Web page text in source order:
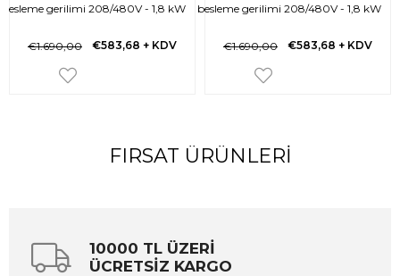
besleme gerilimi 208/480V - 1,8 kW
€583,68 + KDV
€1.690,00
besleme gerilimi 208/480V - 1,8 kW
€583,68 + KDV
€1.690,00
FIRSAT ÜRÜNLERI
10000 TL ÜZERİ
ÜCRETSİZ KARGO